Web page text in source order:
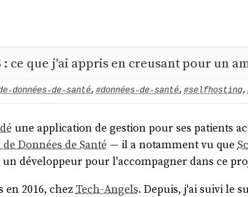
ce que j'ai appris en creusant pour un
données-de-santé, #données-de-santé, #selfhosting,
une application de gestion pour ses patients
Données de Santé — il a notamment vu que
développeur pour l'accompagner dans ce
2016, chez Tech-Angels. Depuis, j'ai suivi le